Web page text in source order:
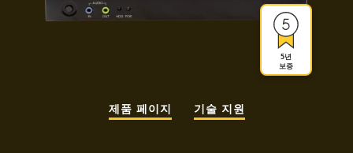
5년
보증
제품 페이지 기술 지원